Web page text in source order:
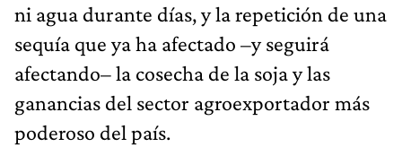
ni agua durante días, y la repetición de una
sequía que ya ha afectado –y seguirá
afectando– la cosecha de la soja y las
ganancias del sector agroexportador más
poderoso del país.